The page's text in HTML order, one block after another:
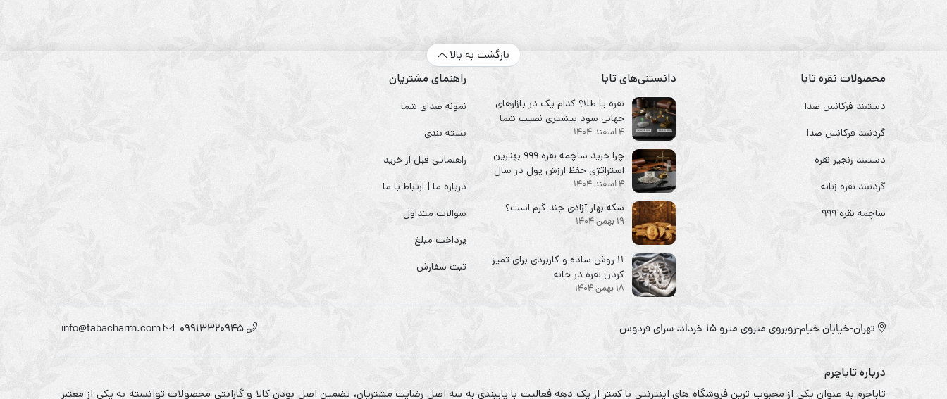
بازگشت به بالا
محصولات نقره تابا
دستبند فرکانس صدا
گردنبند فرکانس صدا
دستبند زنجیر نقره
گردنبند نقره زنانه
ساچمه نقره ۹۹۹
دانستنی‌های تابا
نقره یا طلا؟ کدام یک در بازارهای
جهانی سود بیشتری نصیب شما
می‌کند؟
4 اسفند 1404
چرا خرید ساچمه نقره ۹۹۹ بهترین
استراتژی حفظ ارزش پول در سال
۱۴۰۴ است؟
4 اسفند 1404
سکه‌ بهار آزادی چند گرم است؟
19 بهمن 1404
۱۱ روش ساده و کاربردی برای تمیز
کردن نقره در خانه
18 بهمن 1404
راهنمای مشتریان
نمونه صدای شما
بسته بندی
راهنمایی قبل از خرید
درباره ما | ارتباط با ما
سوالات متداول
پرداخت مبلغ
ثبت سفارش
تهران-خیابان خیام-روبروی متروی مترو ۱۵ خرداد، سرای فردوس 09913320945
info@tabacharm.com
درباره تاباچرم
تاباچرم به عنوان یکی از محبوب ترین فروشگاه های اینترنتی با کمتر از یک دهه فعالیت با پایبندی به سه اصل رضایت مشتریان، تضمین اصل بودن کالا و گارانتی محصولات توانسته به یکی از معتبر